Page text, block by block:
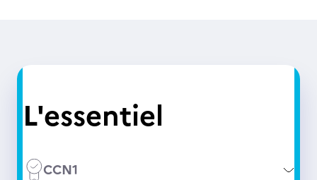
L'essentiel
CCN1